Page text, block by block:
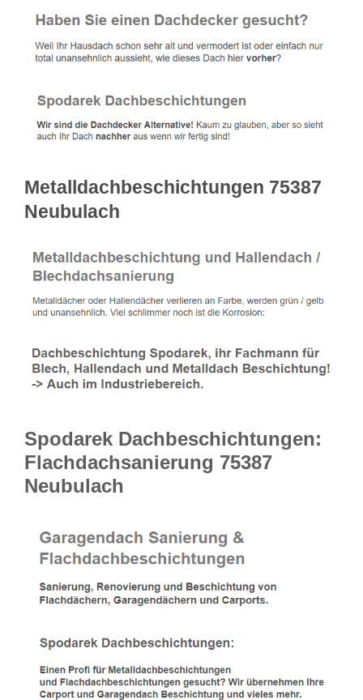
Metalldachbeschichtungen 75387
Neubulach
Spodarek Dachbeschichtungen:
Flachdachsanierung 75387
Neubulach